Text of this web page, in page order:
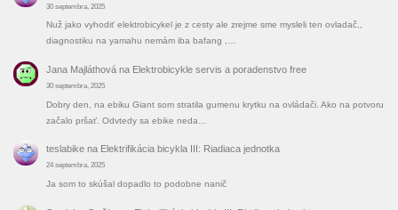
30 septembra, 2025
Nuž jako vyhodiť elektrobicykel je z cesty ale zrejme sme mysleli ten ovladač,,
diagnostiku na yamahu nemám iba bafang ,…
Jana Majláthována Elektrobicykle servis a poradenstvo free
30 septembra, 2025
Dobry den, na ebiku Giant som stratila gumenu krytku na ovládači. Ako na potvoru
začalo pršať. Odvtedy sa ebike neda…
teslabikena Elektrifikácia bicykla III: Riadiaca jednotka
24 septembra, 2025
Ja som to skúšal dopadlo to podobne nanič